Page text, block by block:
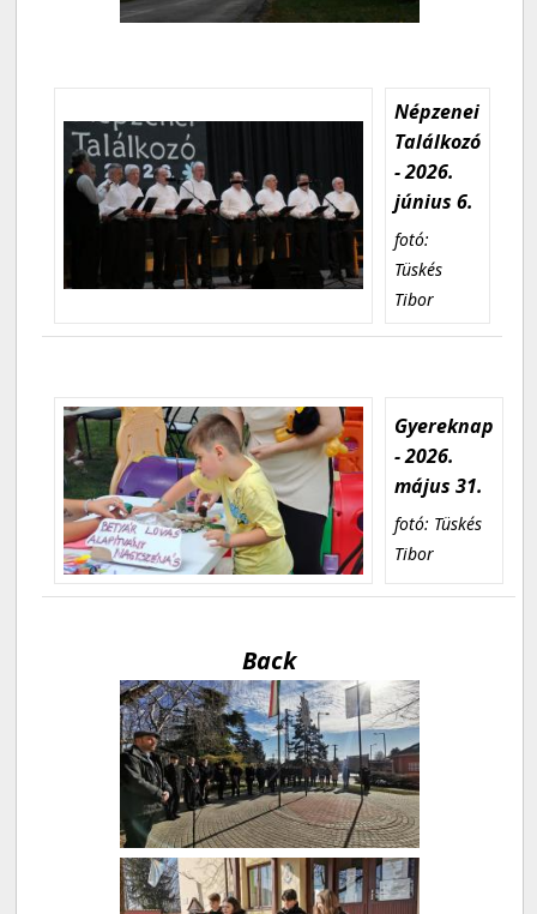
Népzenei
Találkozó
- 2026.
június 6.
fotó:
Tüskés
Tibor
Gyereknap
- 2026.
május 31.
fotó: Tüskés
Tibor
Back